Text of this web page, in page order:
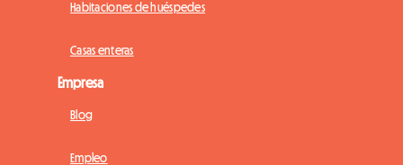
Habitaciones de huéspedes
Casas enteras
Empresa
Blog
Empleo